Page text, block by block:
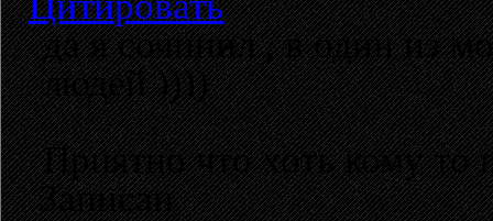
да я сочинил , в один из
людей ))))
Приятно что хоть кому то
Записан